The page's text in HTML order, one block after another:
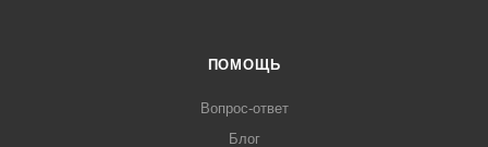
ПОМОЩЬ
Вопрос-ответ
Блог